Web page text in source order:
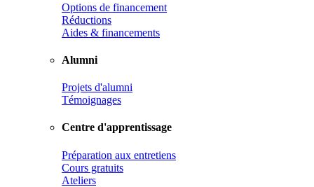
Options de financement
Réductions
Aides & financements
Alumni
Projets d'alumni
Témoignages
Centre d'apprentissage
Préparation aux entretiens
Cours gratuits
Ateliers